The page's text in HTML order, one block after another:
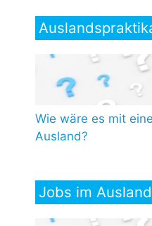
Wie wäre es mit
Ausland?
Jobs im Ausland